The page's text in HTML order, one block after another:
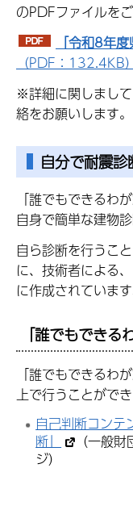
のPDFファイルを
「令和8年
（PDF：132.4KB）
※詳細に関しまし
絡をお願いします。
自分で耐震
「誰でもできるわ
自身で簡単な建物
自ら診断を行うこ
に、技術者による
に作成されています
「誰でもできる
「誰でもできるわ
上で行うことがで
自己判断コンテ
断」
（一般
ジ）